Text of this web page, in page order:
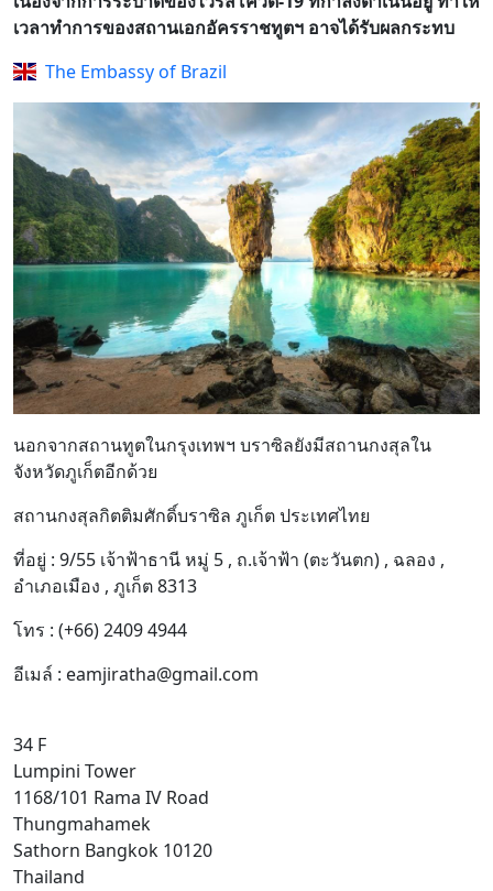
เวลาทำการของสถานเอกอัครราชทูตฯ อาจได้รับผลกระทบ
The Embassy of Brazil
นอกจากสถานทูตในกรุงเทพฯ บราซิลยังมีสถานกงสุลใน
จังหวัดภูเก็ตอีกด้วย
สถานกงสุลกิตติมศักดิ์บราซิล ภูเก็ต ประเทศไทย
ที่อยู่ : 9/55 เจ้าฟ้าธานี หมู่ 5 , ถ.เจ้าฟ้า (ตะวันตก) , ฉลอง ,
อำเภอเมือง , ภูเก็ต 8313
โทร : (+66) 2409 4944
อีเมล์ : eamjiratha@gmail.com
34 F
Lumpini Tower
1168/101 Rama IV Road
Thungmahamek
Sathorn Bangkok 10120
Thailand